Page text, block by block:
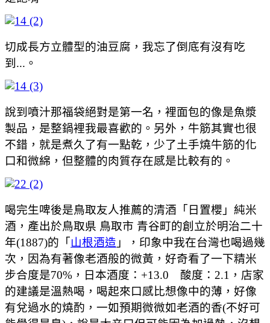
切成長方立體型的油豆腐，我忘了倒底有沒有吃
到...。
說到噴汁那福袋絕對是第一名，裡面包的像是魚漿
製品，是整鍋裡我最喜歡的。另外，牛筋其實也很
不錯，就是煮久了有一點乾，少了土手燒牛筋的化
口和微綿，但整體的肉質存在感是比較有的。
喝完生啤後是鳥取友人推薦的清酒「日置櫻」純米
酒，產出於鳥取県 鳥取市 青谷町的創立於明治二十
年(1887)的「 山根酒造 」，印象中我在台灣也喝過幾
次，因為有著像老酒般的微黃，好奇看了一下精米
步合度是70%，日本酒度：+13.0 酸度：2.1，店家
的建議是溫熱喝，喝起來口感比想像中的薄，好像
有兌過水的燒酌，一如預期微微如老酒的香(不好可